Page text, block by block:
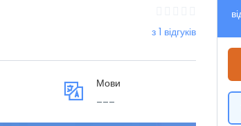
з 1 відгуків
Мови